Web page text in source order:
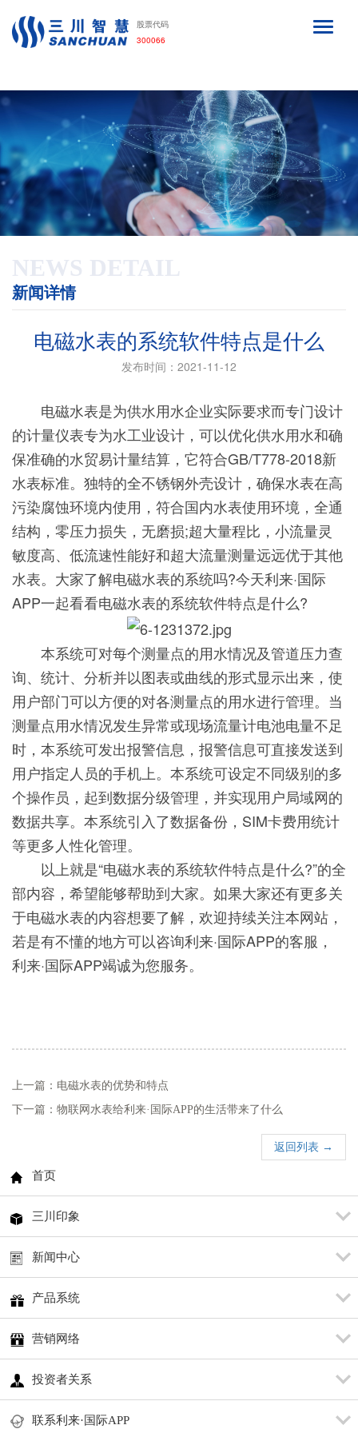
利来·国际APP
股票代码
300066
NEWS DETAIL
新闻详情
电磁水表的系统软件特点是什么
发布时间：2021-11-12
电磁水表是为供水用水企业实际要求而专门设计
的计量仪表专为水工业设计，可以优化供水用水和确
保准确的水贸易计量结算，它符合GB/T778-2018新
水表标准。独特的全不锈钢外壳设计，确保水表在高
污染腐蚀环境内使用，符合国内水表使用环境，全通
结构，零压力损失，无磨损;超大量程比，小流量灵
敏度高、低流速性能好和超大流量测量远远优于其他
水表。大家了解电磁水表的系统吗?今天利来·国际
APP一起看看电磁水表的系统软件特点是什么?
本系统可对每个测量点的用水情况及管道压力查
询、统计、分析并以图表或曲线的形式显示出来，使
用户部门可以方便的对各测量点的用水进行管理。当
测量点用水情况发生异常或现场流量计电池电量不足
时，本系统可发出报警信息，报警信息可直接发送到
用户指定人员的手机上。本系统可设定不同级别的多
个操作员，起到数据分级管理，并实现用户局域网的
数据共享。本系统引入了数据备份，SIM卡费用统计
等更多人性化管理。
以上就是“电磁水表的系统软件特点是什么?”的全
部内容，希望能够帮助到大家。如果大家还有更多关
于电磁水表的内容想要了解，欢迎持续关注本网站，
若是有不懂的地方可以咨询利来·国际APP的客服，
利来·国际APP竭诚为您服务。
上一篇：电磁水表的优势和特点
下一篇：物联网水表给利来·国际APP的生活带来了什么
返回列表 →
首页
三川印象
新闻中心
产品系统
营销网络
投资者关系
联系利来·国际APP